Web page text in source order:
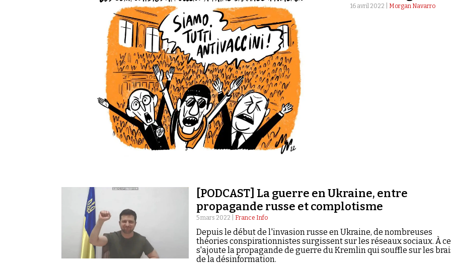
16 avril 2022 | Morgan Navarro
[PODCAST] La guerre en Ukraine, entre
propagande russe et complotisme
5 mars 2022 | France Info
Depuis le début de l'invasion russe en Ukraine, de nombreuses
théories conspirationnistes surgissent sur les réseaux sociaux. À
s'ajoute la propagande de guerre du Kremlin qui souffle sur les
de la désinformation.